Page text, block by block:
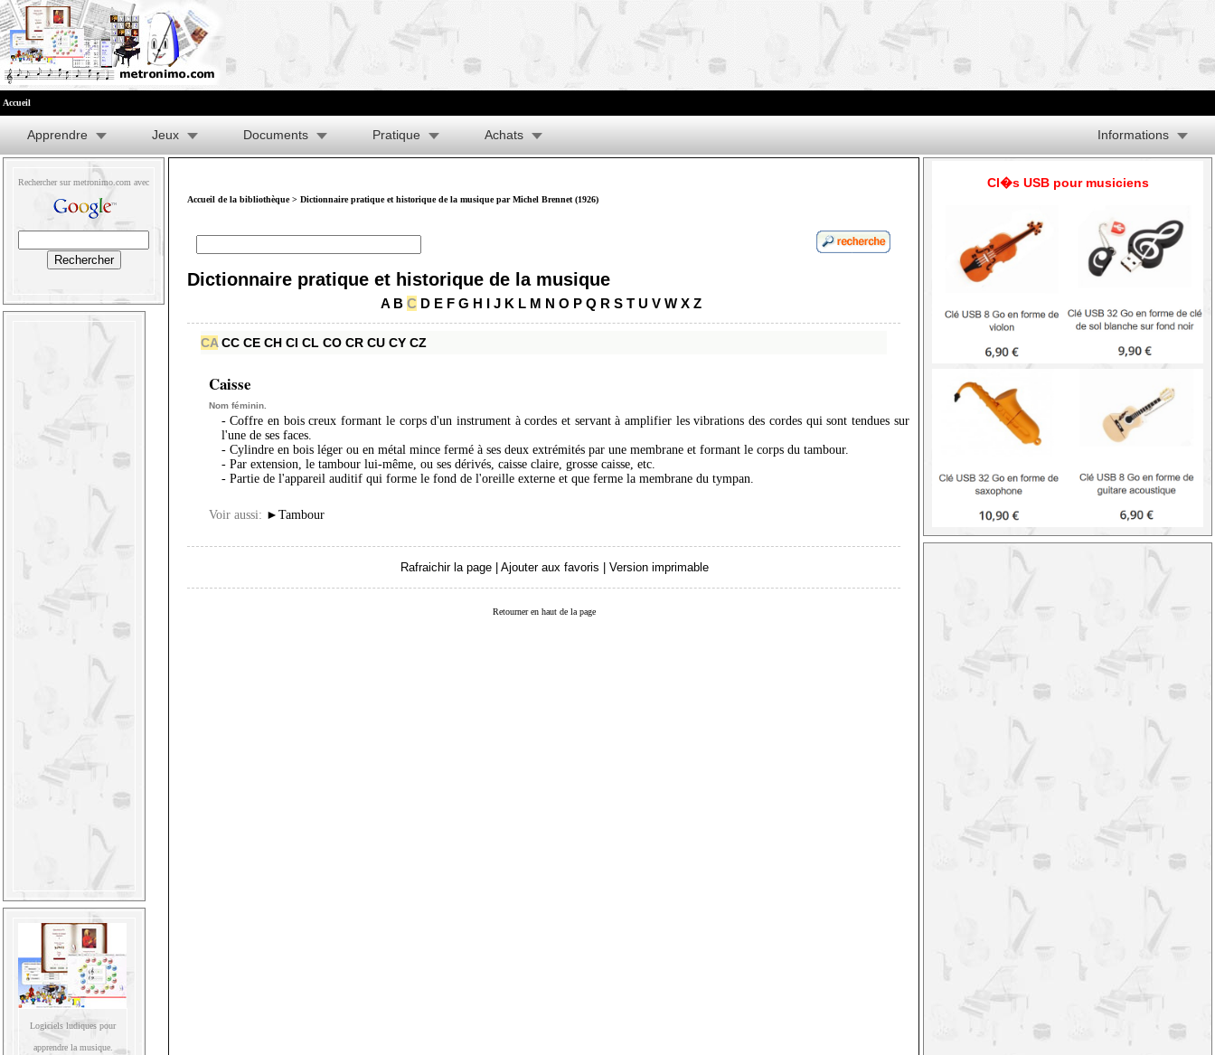
Accueil
Apprendre Jeux Documents Pratique Achats Informations
Rechercher sur metronimo.com avec
Logiciels ludiques pour
apprendre la musique.
Accueil de la bibliothèque> Dictionnaire pratique et historique de la musique par Michel Brennet (1926)
Dictionnaire pratique et historique de la musique
A B C D E F G H I J K L M N O P Q R S T U V W X Z
CA CC CE CH CI CL CO CR CU CY CZ
Caisse
Nom féminin.
- Coffre en bois creux formant le corps d'un instrument à cordes et servant à amplifier les vibrations des cordes qui sont tendues sur
l'une de ses faces.
- Cylindre en bois léger ou en métal mince fermé à ses deux extrémités par une membrane et formant le corps du tambour.
- Par extension, le tambour lui-même, ou ses dérivés, caisse claire, grosse caisse, etc.
- Partie de l'appareil auditif qui forme le fond de l'oreille externe et que ferme la membrane du tympan.
Voir aussi: ► Tambour
Rafraichir la page | Ajouter aux favoris | Version imprimable
Retourner en haut de la page
Cl�s USB pour musiciens